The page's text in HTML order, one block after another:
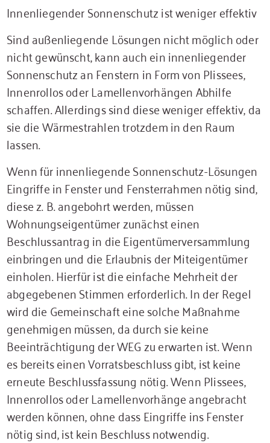
Innenliegender Sonnenschutz ist weniger effektiv
Sind außenliegende Lösungen nicht möglich oder
nicht gewünscht, kann auch ein innenliegender
Sonnenschutz an Fenstern in Form von Plissees,
Innenrollos oder Lamellenvorhängen Abhilfe
schaffen. Allerdings sind diese weniger effektiv, da
sie die Wärmestrahlen trotzdem in den Raum
lassen.
Wenn für innenliegende Sonnenschutz-Lösungen
Eingriffe in Fenster und Fensterrahmen nötig sind,
diese z. B. angebohrt werden, müssen
Wohnungseigentümer zunächst einen
Beschlussantrag in die Eigentümerversammlung
einbringen und die Erlaubnis der Miteigentümer
einholen. Hierfür ist die einfache Mehrheit der
abgegebenen Stimmen erforderlich. In der Regel
wird die Gemeinschaft eine solche Maßnahme
genehmigen müssen, da durch sie keine
Beeinträchtigung der WEG zu erwarten ist. Wenn
es bereits einen Vorratsbeschluss gibt, ist keine
erneute Beschlussfassung nötig. Wenn Plissees,
Innenrollos oder Lamellenvorhänge angebracht
werden können, ohne dass Eingriffe ins Fenster
nötig sind, ist kein Beschluss notwendig.